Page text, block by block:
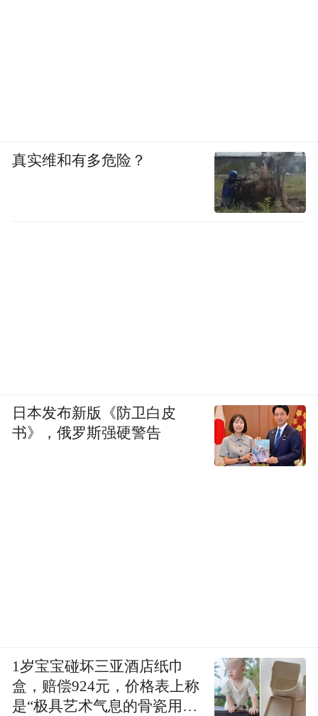
真实维和有多危险？
日本发布新版《防卫白皮
书》，俄罗斯强硬警告
1岁宝宝碰坏三亚酒店纸巾
盒，赔偿924元，价格表上称
是“极具艺术气息的骨瓷用